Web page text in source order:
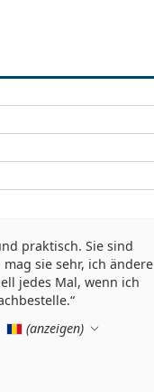
praktisch. Sie sind
sie sehr, ich ändere
jedes Mal, wenn ich
(anzeigen)